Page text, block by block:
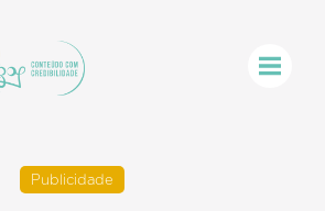
Publicidade